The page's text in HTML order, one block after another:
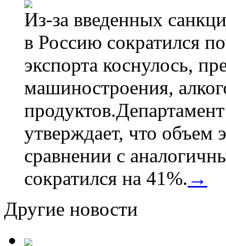
Из-за введенных
в Россию сократился
экспорта коснулось,
машиностроения,
утверждает, что объем
сравнении с
сократился на 41%. →
Другие новости